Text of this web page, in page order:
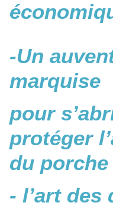
-Un
marquise
pour
protéger
du porche
- l’art des